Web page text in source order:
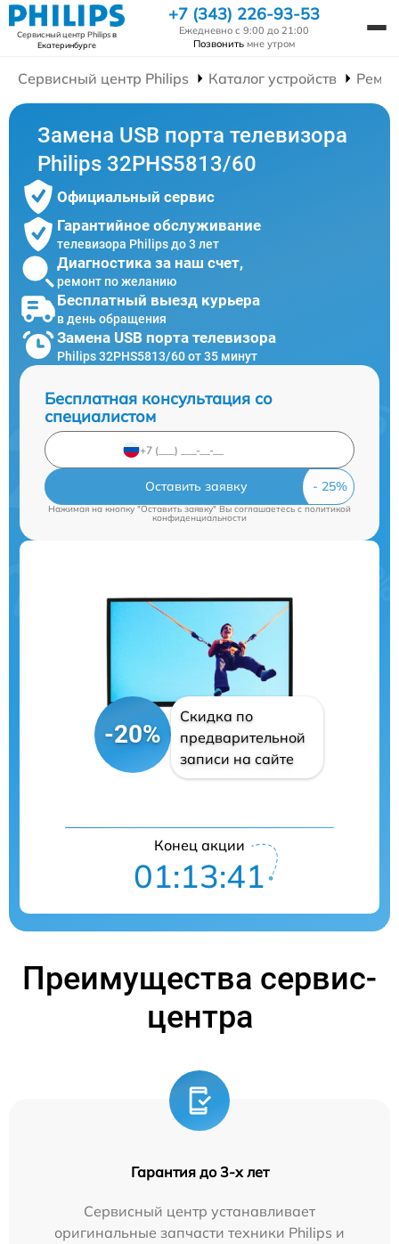
Сервисный центр Philipsв
Екатеринбурге
+7 (343) 226-93-53
Ежедневно с 9:00 до 21:00
Позвонить мне утром
Сервисный центр Philips Каталог устройств
Замена USB порта телевизора
Philips 32PHS5813/60
Официальный сервис
Гарантийное обслуживание
телевизора Philips до 3 лет
Диагностика за наш счет,
ремонт по желанию
Бесплатный выезд курьера
в день обращения
Замена USB порта телевизора
Philips 32PHS5813/60 от 35 минут
Бесплатная консультация со
специалистом
Оставить заявку
Нажимая на кнопку "Оставить заявку" Вы соглашаетесь c политикой
конфиденциальности
-20%
Скидка по
предварительной
записи на сайте
Конец акции
01:13:41
Преимущества сервис-
центра
Гарантия до 3-х лет
Сервисный центр устанавливает
оригинальные запчасти техники Philips и